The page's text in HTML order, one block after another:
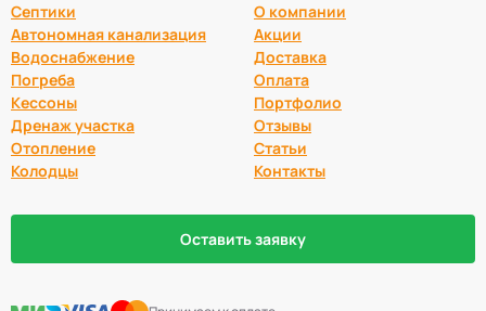
Септики БиоДека 28
Септики Генезис
Септики
Автономная канализация
Водоснабжение
Погреба
Кессоны
Дренаж участка
Отопление
Колодцы
О компании
Акции
Доставка
Оплата
Портфолио
Отзывы
Статьи
Контакты
Оставить заявку